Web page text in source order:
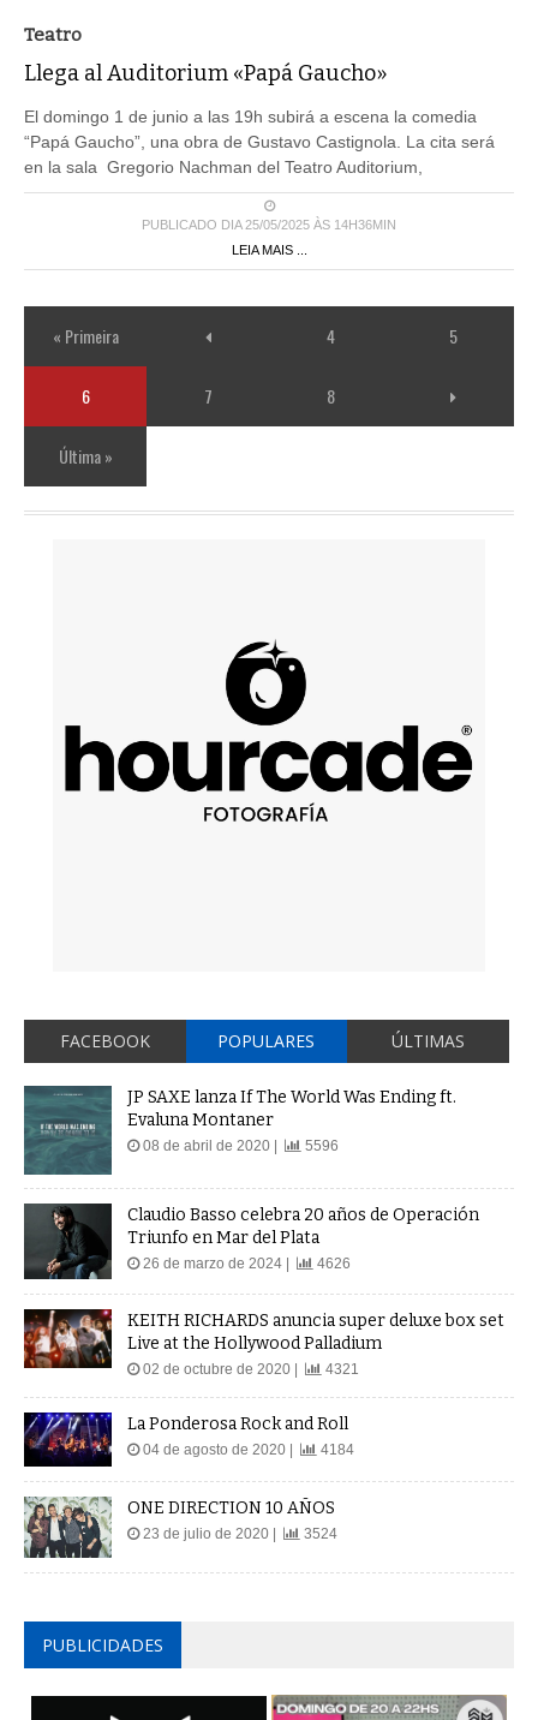
Teatro
Llega al Auditorium «Papá Gaucho»
El domingo 1 de junio a las 19h subirá a escena la comedia
“Papá Gaucho”, una obra de Gustavo Castignola. La cita será
en la sala Gregorio Nachman del Teatro Auditorium,
PUBLICADO DIA 25/05/2025 ÀS 14H36MIN
LEIA MAIS ...
« Primeira 4 5
6 7 8
Última »
FACEBOOK POPULARES ÚLTIMAS
JP SAXE lanza If The World Was Ending ft.
Evaluna Montaner
08 de abril de 2020 | 5596
Claudio Basso celebra 20 años de Operación
Triunfo en Mar del Plata
26 de marzo de 2024 | 4626
KEITH RICHARDS anuncia super deluxe box set
Live at the Hollywood Palladium
02 de octubre de 2020 | 4321
La Ponderosa Rock and Roll
04 de agosto de 2020 | 4184
ONE DIRECTION 10 AÑOS
23 de julio de 2020 | 3524
PUBLICIDADES